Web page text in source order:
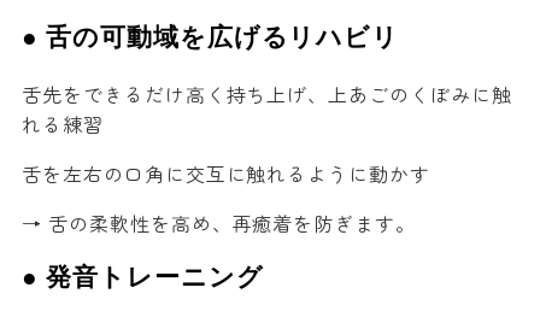
● 舌の可動域を広げるリハビリ
舌先をできるだけ高く持ち上げ、上あごのくぼみに触
れる練習
舌を左右の口角に交互に触れるように動かす
→ 舌の柔軟性を高め、再癒着を防ぎます。
● 発音トレーニング